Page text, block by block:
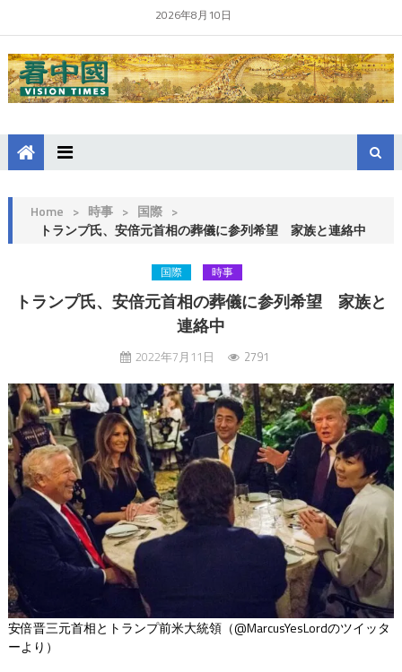
2026年8月10日
Home > 時事 > 国際 >
トランプ氏、安倍元首相の葬儀に参列希望 家族と連絡中
国際 時事
トランプ氏、安倍元首相の葬儀に参列希望 家族と
連絡中
2022年7月11日 2791
安倍晋三元首相とトランプ前米大統領（@MarcusYesLordのツイッタ
ーより）